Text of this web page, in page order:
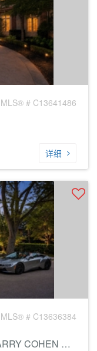
MLS® # C13641486
详细
MLS® # C13636384
经纪公司: RE/MAX REALTRON BARRY COHEN HOMES INC.